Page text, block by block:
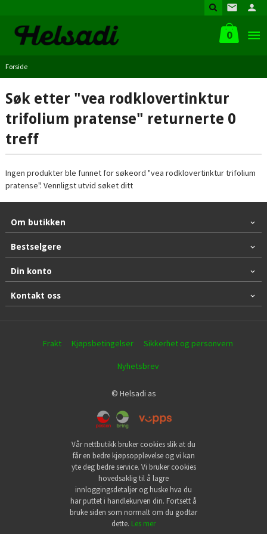
innholdet
0
Forside
Søk etter "vea rodklovertinktur
trifolium pratense" returnerte 0
treff
Ingen produkter ble funnet for søkeord "vea rodklovertinktur trifolium
pratense". Vennligst utvid søket ditt
Om butikken
Bestselgere
Din konto
Kontakt oss
Frakt Kjøpsbetingelser Sikkerhet og personvern
Nyhetsbrev
© Helsadi as
Vår nettbutikk bruker cookies slik at du
får en bedre kjøpsopplevelse og vi kan
yte deg bedre service. Vi bruker cookies
hovedsaklig til å lagre
innloggingsdetaljer og huske hva du
har puttet i handlekurven din. Fortsett å
bruke siden som normalt om du godtar
dette. Les mer